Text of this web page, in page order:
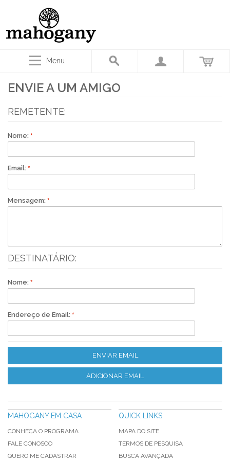
Menu
ENVIE A UM AMIGO
REMETENTE:
Nome:
Email:
Mensagem:
DESTINATÁRIO:
Nome:
Endereço de Email:
ENVIAR EMAIL
ADICIONAR EMAIL
MAHOGANY EM CASA
CONHEÇA O PROGRAMA
FALE CONOSCO
QUERO ME CADASTRAR
QUICK LINKS
MAPA DO SITE
TERMOS DE PESQUISA
BUSCA AVANÇADA